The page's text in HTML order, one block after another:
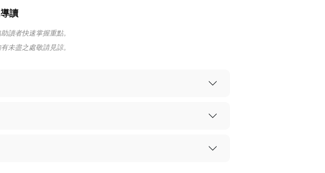
讀
讀者快速掌握重點。
未盡之處敬請見諒。